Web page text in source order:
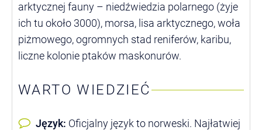
arktycznej fauny – niedźwiedzia polarnego (żyje
ich tu około 3000), morsa, lisa arktycznego, woła
piżmowego, ogromnych stad reniferów, karibu,
liczne kolonie ptaków maskonurów.
WARTO WIEDZIEĆ
Język: Oficjalny język to norweski. Najłatwiej